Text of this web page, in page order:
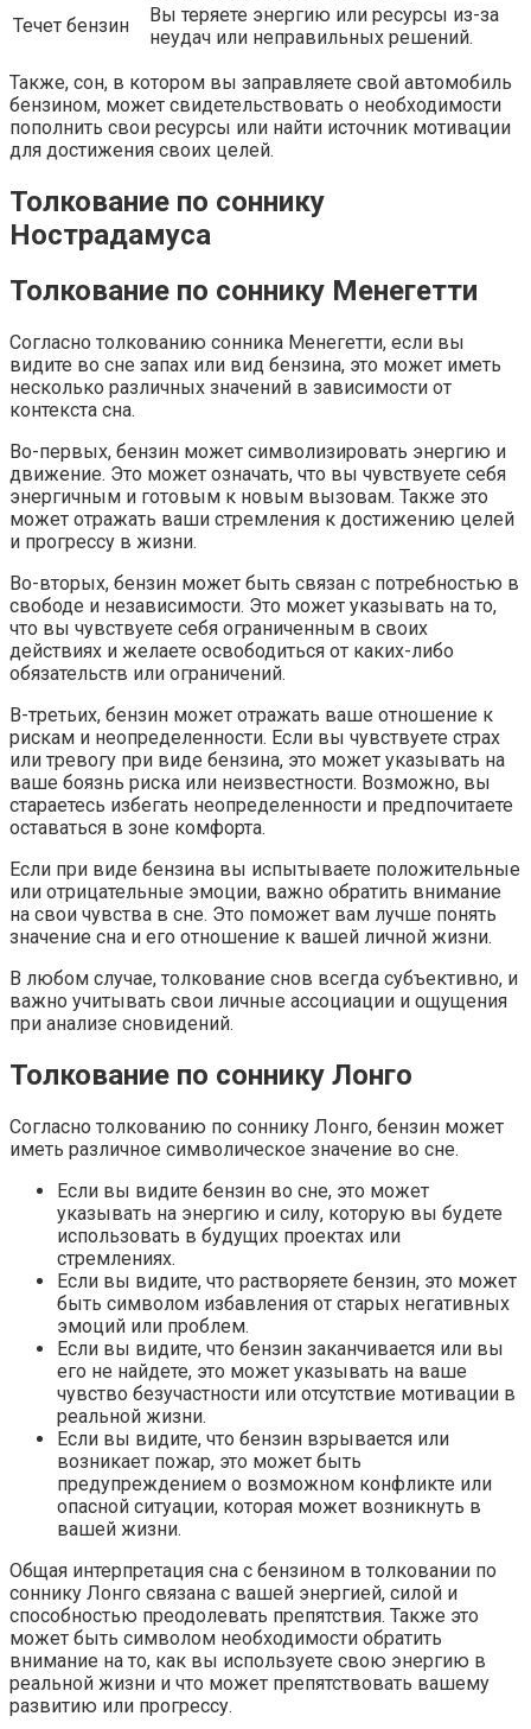
Течет бензин
Вы теряете энергию или ресурсы из-за
неудач или неправильных решений.
Также, сон, в котором вы заправляете свой автомобиль
бензином, может свидетельствовать о необходимости
пополнить свои ресурсы или найти источник мотивации
для достижения своих целей.
Толкование по соннику
Нострадамуса
Толкование по соннику Менегетти
Согласно толкованию сонника Менегетти, если вы
видите во сне запах или вид бензина, это может иметь
несколько различных значений в зависимости от
контекста сна.
Во-первых, бензин может символизировать энергию и
движение. Это может означать, что вы чувствуете себя
энергичным и готовым к новым вызовам. Также это
может отражать ваши стремления к достижению целей
и прогрессу в жизни.
Во-вторых, бензин может быть связан с потребностью в
свободе и независимости. Это может указывать на то,
что вы чувствуете себя ограниченным в своих
действиях и желаете освободиться от каких-либо
обязательств или ограничений.
В-третьих, бензин может отражать ваше отношение к
рискам и неопределенности. Если вы чувствуете страх
или тревогу при виде бензина, это может указывать на
ваше боязнь риска или неизвестности. Возможно, вы
стараетесь избегать неопределенности и предпочитаете
оставаться в зоне комфорта.
Если при виде бензина вы испытываете положительные
или отрицательные эмоции, важно обратить внимание
на свои чувства в сне. Это поможет вам лучше понять
значение сна и его отношение к вашей личной жизни.
В любом случае, толкование снов всегда субъективно, и
важно учитывать свои личные ассоциации и ощущения
при анализе сновидений.
Толкование по соннику Лонго
Согласно толкованию по соннику Лонго, бензин может
иметь различное символическое значение во сне.
Если вы видите бензин во сне, это может
указывать на энергию и силу, которую вы будете
использовать в будущих проектах или
стремлениях.
Если вы видите, что растворяете бензин, это может
быть символом избавления от старых негативных
эмоций или проблем.
Если вы видите, что бензин заканчивается или вы
его не найдете, это может указывать на ваше
чувство безучастности или отсутствие мотивации в
реальной жизни.
Если вы видите, что бензин взрывается или
возникает пожар, это может быть
предупреждением о возможном конфликте или
опасной ситуации, которая может возникнуть в
вашей жизни.
Общая интерпретация сна с бензином в толковании по
соннику Лонго связана с вашей энергией, силой и
способностью преодолевать препятствия. Также это
может быть символом необходимости обратить
внимание на то, как вы используете свою энергию в
реальной жизни и что может препятствовать вашему
развитию или прогрессу.